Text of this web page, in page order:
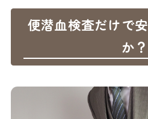
便潜血検査だけで
か？